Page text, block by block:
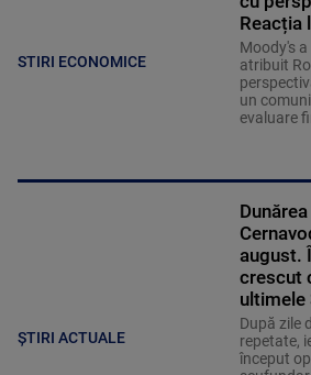
STIRI ECONOMICE
Reacția
Moody's
atribuit
un
evaluare
ȘTIRI ACTUALE
august.
crescut
ultimele
După zile
repetate,
început